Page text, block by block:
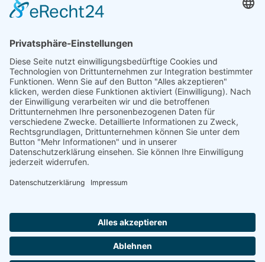
umweltverträgliche Modellwahl und...
07.01.2026
Datenschutzerklärung
Impressum
© GreenConnect®2000 - 2026